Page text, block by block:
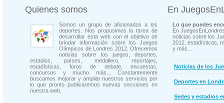
Quienes somos
Somos un grupo de aficionados a los
deportes. Nos propusimos la tarea de
desarrollar esta web con el objetivo de
brindar información sobre los Juegos
Olímpicos de Londres 2012. Ofrecemos
noticias sobre los juegos, deportes,
estadios, países, medallero, reportajes,
estadísticas, foros de debate, encuestas,
concursos y mucho más... Constantemente
buscamos mejorar y ampliar nuestros servicios por
lo que pronto publicaremos nuevas secciones en
nuestra web.
En
Lo que puedes
En
noticias sobre los
2012, estadísticas,
y más...
Noticias de los
Deportes en
Sedes y estadios